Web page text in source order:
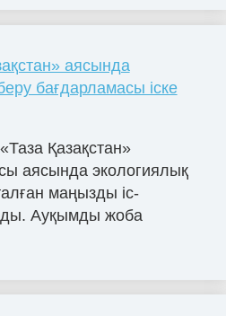
аясында
бағдарламасы іске
Қазақстан»
аясында экологиялық
маңызды іс-
Ауқымды жоба